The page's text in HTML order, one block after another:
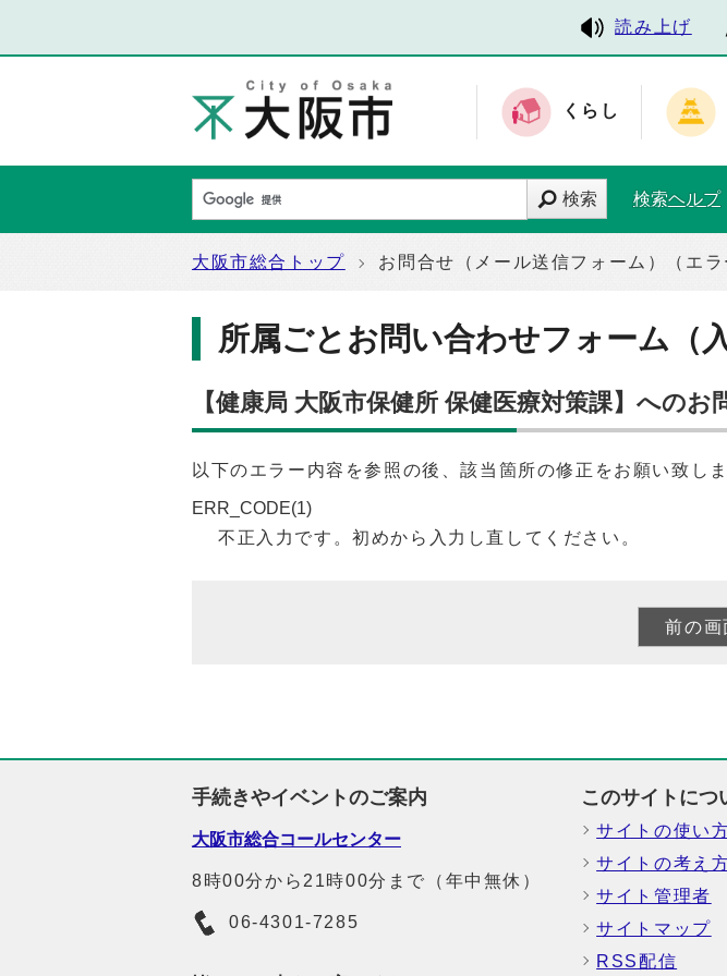
読み上げ
くらし
検索 検索ヘルプ
大阪市総合トップ お問合せ（メール送信フォーム）（エラ
所属ごとお問い合わせフォーム（
【健康局 大阪市保健所 保健医療対策課】へのお
以下のエラー内容を参照の後、該当箇所の修正をお願い致しま
ERR_CODE(1)
不正入力です。初めから入力し直してください。
手続きやイベントのご案内
大阪市総合コールセンター
8時00分から21時00分まで（年中無休）
06-4301-7285
このサイトにつ
サイトの使い
サイトの考え
サイト管理者
サイトマップ
RSS配信